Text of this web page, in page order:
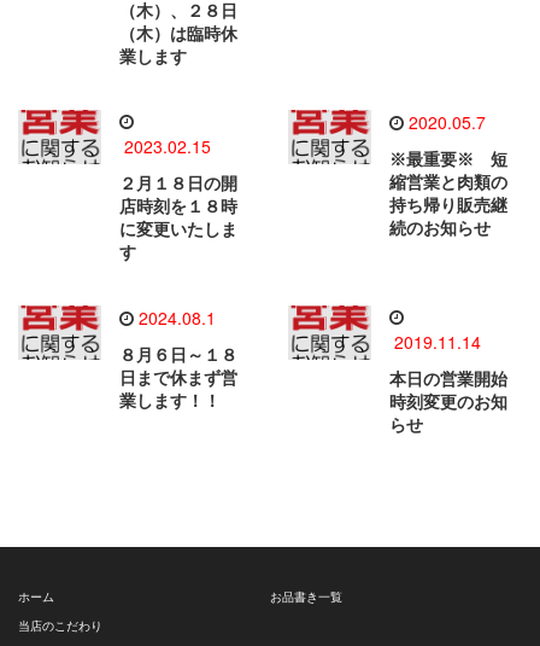
（木）、２８日
（木）は臨時休
業します
2023.02.15
２月１８日の開
店時刻を１８時
に変更いたしま
す
2020.05.7
※最重要※ 短
縮営業と肉類の
持ち帰り販売継
続のお知らせ
2024.08.1
８月６日～１８
日まで休まず営
業します！！
2019.11.14
本日の営業開始
時刻変更のお知
らせ
ホーム
当店のこだわり
お品書き一覧